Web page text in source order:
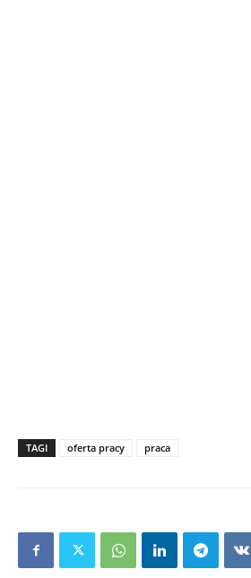
TAGI oferta pracy praca